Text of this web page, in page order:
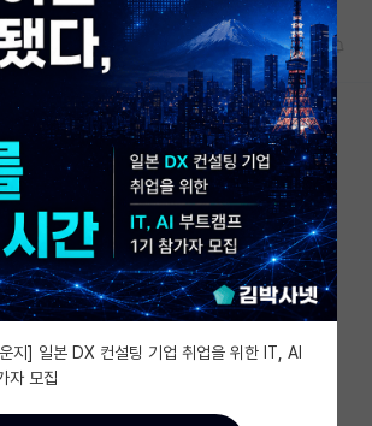
무개랩)
격 후기 게시판
지] 일본 DX 컨설팅 기업 취업을 위한 IT, AI
자 모집